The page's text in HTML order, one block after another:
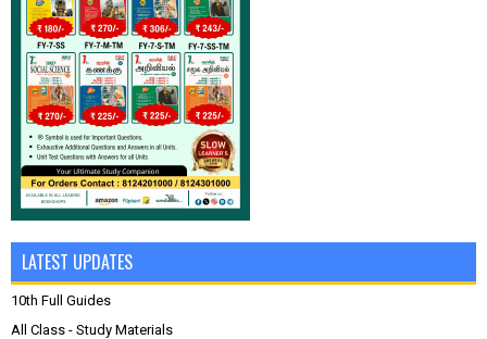
LATEST UPDATES
10th Full Guides
All Class - Study Materials